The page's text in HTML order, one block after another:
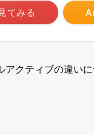
てみる
クティブの違い